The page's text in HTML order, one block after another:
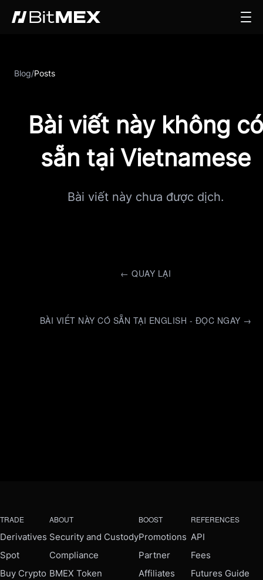
Blog/Posts
Bài viết này không có
sẵn tại Vietnamese
Bài viết này chưa được dịch.
← QUAY LẠI
BÀI VIẾT NÀY CÓ SẴN TẠI ENGLISH - ĐỌC NGAY →
TRADE
Derivatives
Spot
Buy Crypto
ABOUT
Security and Custody
Compliance
BMEX Token
BOOST
Promotions
Partner
Affiliates
REFERENCES
API
Fees
Futures Guide